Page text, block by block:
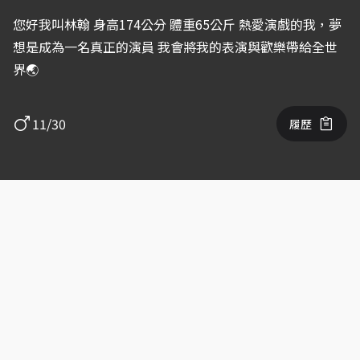
您好我叫林翰 身高174公分 體重65公斤 熱愛演戲的我，夢
想是成為一名真正的演員 我會將我的表演與歡樂帶給全世
界🌏
11/30 履歷